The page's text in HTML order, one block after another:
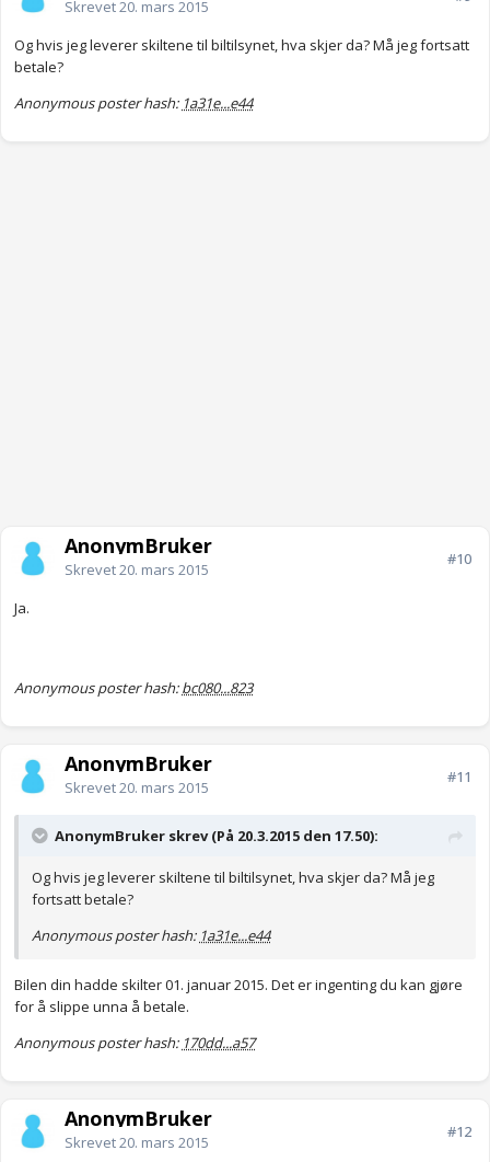
Skrevet20. mars 2015
Og hvis jeg leverer skiltene til biltilsynet, hva skjer da? Må jeg fortsatt
betale?
Anonymous poster hash: 1a31e...e44
AnonymBruker
Skrevet20. mars 2015
#10
Ja.
Anonymous poster hash:bc080...823
AnonymBruker
Skrevet20. mars 2015
#11
AnonymBruker skrev (På 20.3.2015 den 17.50):
Og hvis jeg leverer skiltene til biltilsynet, hva skjer da? Må jeg
fortsatt betale?
Anonymous poster hash: 1a31e...e44
Bilen din hadde skilter 01. januar 2015. Det er ingenting du kan gjøre
for å slippe unna å betale.
Anonymous poster hash: 170dd...a57
AnonymBruker
Skrevet20. mars 2015
#12